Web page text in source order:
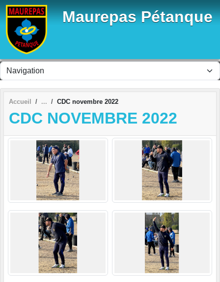
Maurepas Pétanque
Accueil CDC novembre 2022
CDC NOVEMBRE 2022
Panneau de gestion des cookies